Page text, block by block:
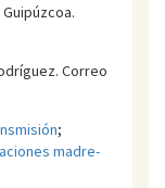
Correo
;
madre-